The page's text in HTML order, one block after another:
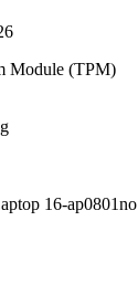
Module (TPM)
16-ap0801no